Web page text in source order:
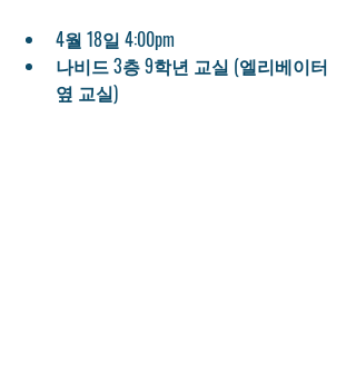
4월 18일 4:00pm
나비드 3층 9학년 교실 (엘리베이터
옆 교실)